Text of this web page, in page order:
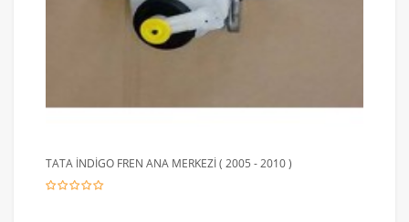
TATA İNDİGO FREN ANA MERKEZİ ( 2005 - 2010 )